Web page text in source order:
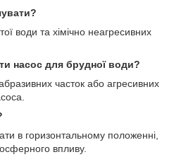
води та хімічно неагресивних
насос для брудної води?
часток або агресивних
в горизонтальному положенні,
впливу.